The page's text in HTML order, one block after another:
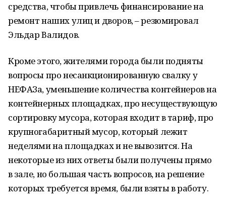
средства, чтобы привлечь финансирование на
ремонт наших улиц и дворов, – резюмировал
Эльдар Валидов.
Кроме этого, жителями города были подняты
вопросы про несанкционированную свалку у
НЕФАЗа, уменьшение количества контейнеров на
контейнерных площадках, про несуществующую
сортировку мусора, которая входит в тариф, про
крупногабаритный мусор, который лежит
неделями на площадках и не вывозится. На
некоторые из них ответы были получены прямо
в зале, но большая часть вопросов, на решение
которых требуется время, были взяты в работу.